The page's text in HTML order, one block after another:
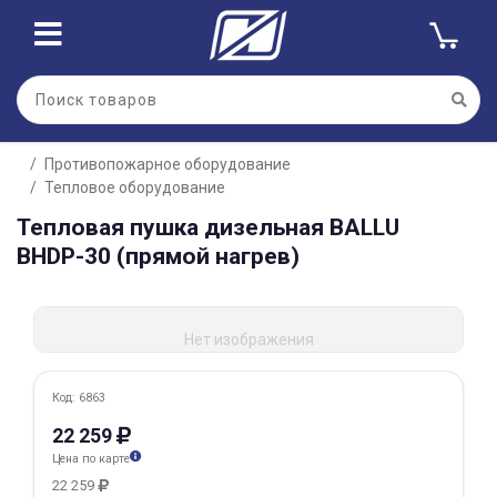
Противопожарное оборудование
Тепловое оборудование
Тепловая пушка дизельная BALLU
BНDР-30 (прямой нагрев)
Нет изображения
Код: 6863
22 259
Цена по карте
22 259
Для клиентов всех банков
Разбейте
оплатуна части
без переплат
График платежей
25%